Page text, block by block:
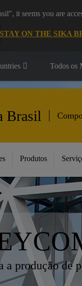
it seems you are
STAY ON THE SIKA
Todos os
Brasil
Produtos
a produção de